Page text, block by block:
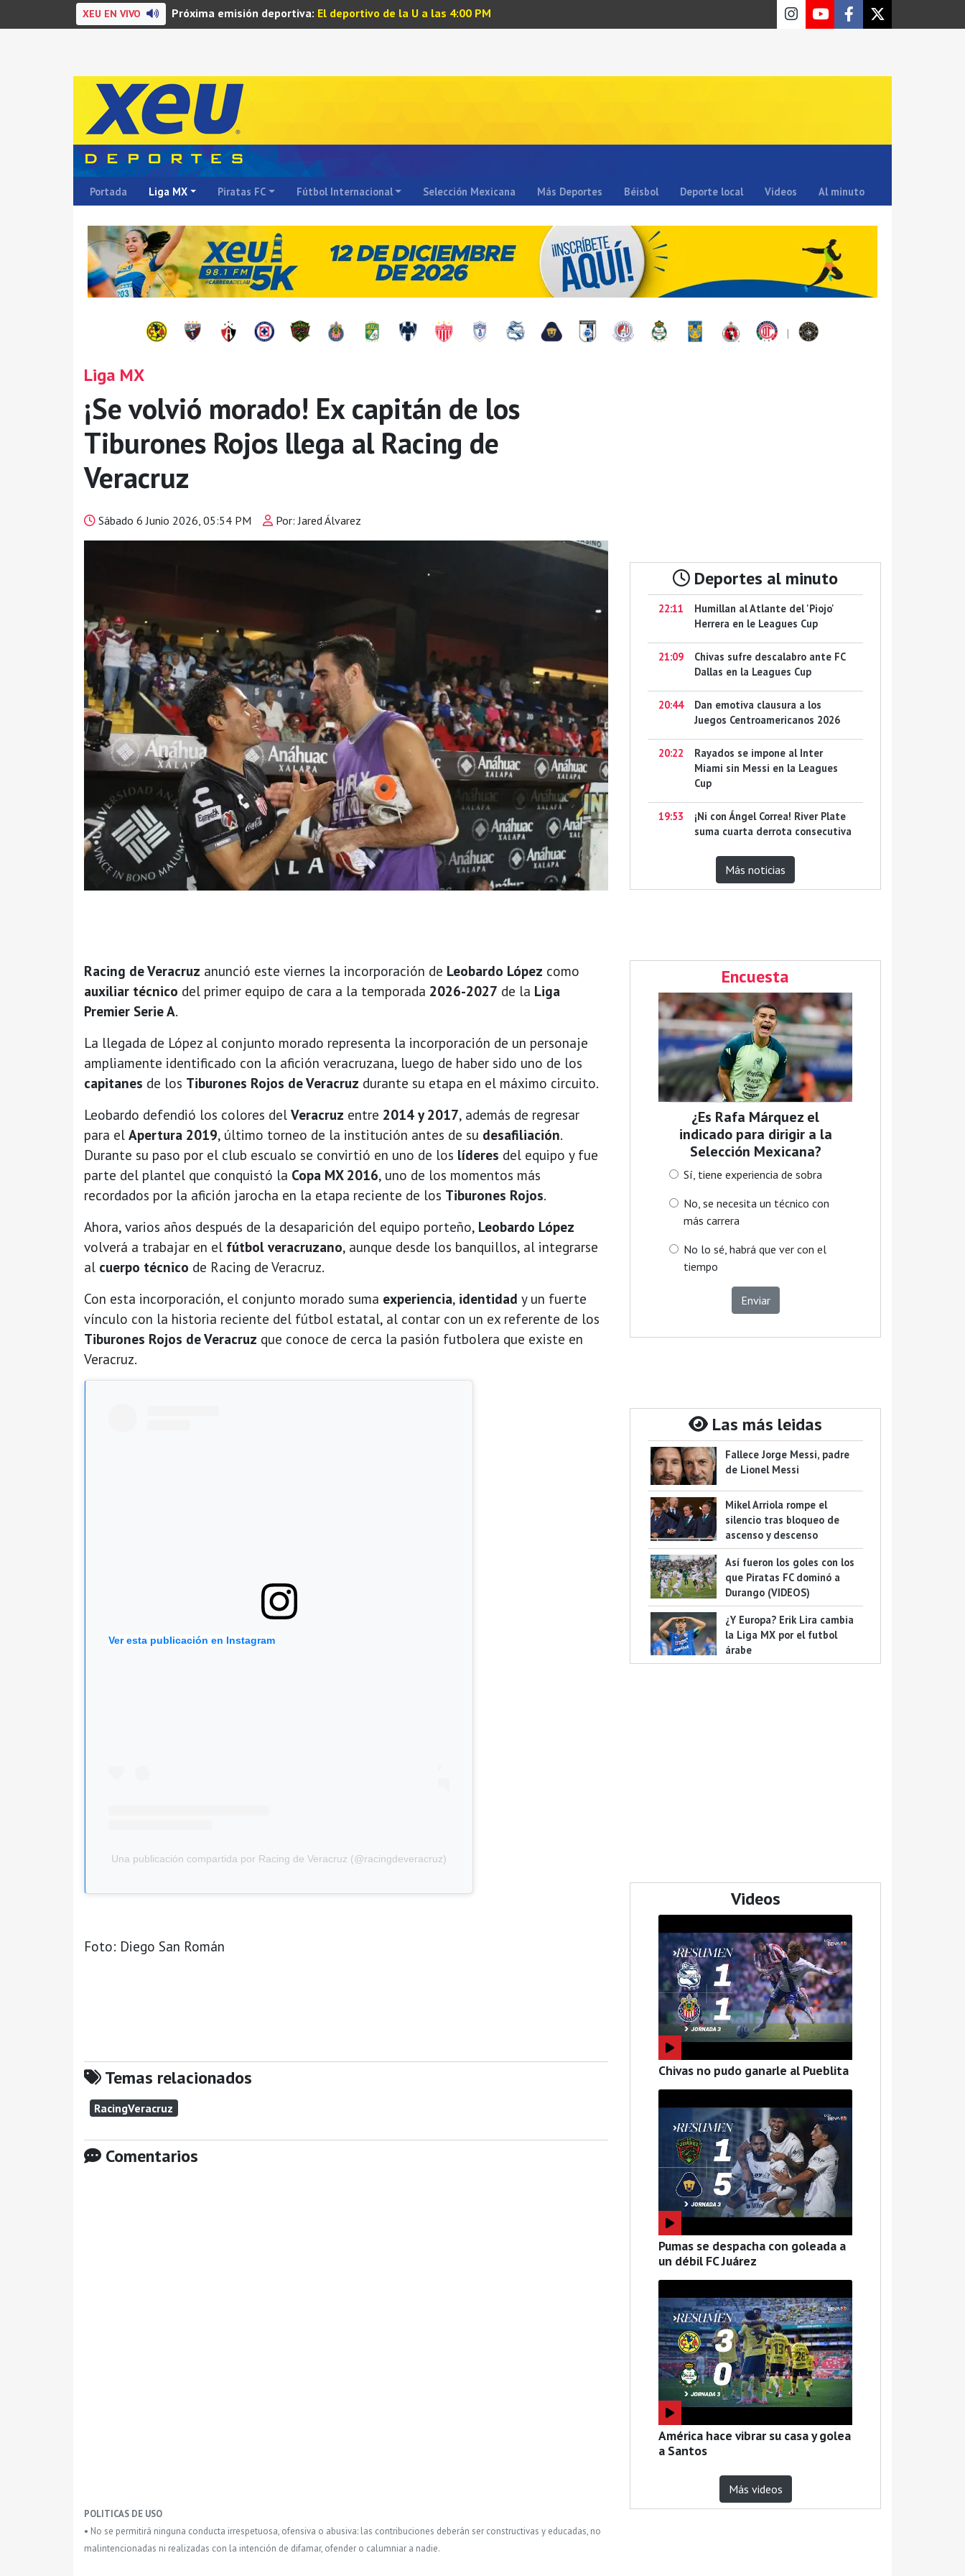
XEU EN VIVO Próxima emisión deportiva: El deportivo de la U a las 4:00 PM
Portada Liga MX Piratas FC Fútbol Internacional Selección Mexicana Más Deportes Béisbol Deporte local Videos Al minuto
|
Liga MX
¡Se volvió morado! Ex capitán de los
Tiburones Rojos llega al Racing de
Veracruz
Sábado 6 Junio 2026, 05:54 PM Por: Jared Álvarez
Racing de Veracruz anunció este viernes la incorporación de Leobardo López como
auxiliar técnico del primer equipo de cara a la temporada 2026-2027 de la Liga
Premier Serie A.
La llegada de López al conjunto morado representa la incorporación de un personaje
ampliamente identificado con la afición veracruzana, luego de haber sido uno de los
capitanes de los Tiburones Rojos de Veracruz durante su etapa en el máximo circuito.
Leobardo defendió los colores del Veracruz entre 2014 y 2017, además de regresar
para el Apertura 2019, último torneo de la institución antes de su desafiliación.
Durante su paso por el club escualo se convirtió en uno de los líderes del equipo y fue
parte del plantel que conquistó la Copa MX 2016, uno de los momentos más
recordados por la afición jarocha en la etapa reciente de los Tiburones Rojos.
Ahora, varios años después de la desaparición del equipo porteño, Leobardo López
volverá a trabajar en el fútbol veracruzano, aunque desde los banquillos, al integrarse
al cuerpo técnico de Racing de Veracruz.
Con esta incorporación, el conjunto morado suma experiencia, identidad y un fuerte
vínculo con la historia reciente del fútbol estatal, al contar con un ex referente de los
Tiburones Rojos de Veracruz que conoce de cerca la pasión futbolera que existe en
Veracruz.
Ver esta publicación en Instagram
Una publicación compartida por Racing de Veracruz (@racingdeveracruz)
Foto: Diego San Román
Temas relacionados
RacingVeracruz
Comentarios
POLITICAS DE USO
• No se permitirá ninguna conducta irrespetuosa, ofensiva o abusiva: las contribuciones deberán ser constructivas y educadas, no
malintencionadas ni realizadas con la intención de difamar, ofender o calumniar a nadie.
Deportes al minuto
22:11
Humillan al Atlante del 'Piojo'
Herrera en le Leagues Cup
21:09
Chivas sufre descalabro ante FC
Dallas en la Leagues Cup
20:44
Dan emotiva clausura a los
Juegos Centroamericanos 2026
20:22
Rayados se impone al Inter
Miami sin Messi en la Leagues
Cup
19:53
¡Ni con Ángel Correa! River Plate
suma cuarta derrota consecutiva
Más noticias
Encuesta
¿Es Rafa Márquez el
indicado para dirigir a la
Selección Mexicana?
Sí, tiene experiencia de sobra
No, se necesita un técnico con
más carrera
No lo sé, habrá que ver con el
tiempo
Enviar
Las más leidas
Fallece Jorge Messi, padre
de Lionel Messi
Mikel Arriola rompe el
silencio tras bloqueo de
ascenso y descenso
Así fueron los goles con los
que Piratas FC dominó a
Durango (VIDEOS)
¿Y Europa? Erik Lira cambia
la Liga MX por el futbol
árabe
Videos
Chivas no pudo ganarle al Pueblita
Pumas se despacha con goleada a
un débil FC Juárez
América hace vibrar su casa y golea
a Santos
Más videos